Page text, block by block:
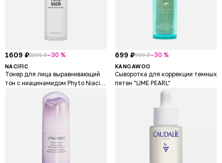
1609 ₽2299 ₽–30 %
NACIFIC
Тонер для лица выравнивающий
тон с ниацинамидом Phyto Niacin
Brightening Toner
699 ₽999 ₽–30 %
KANGAWOO
Сыворотка для коррекции темных
пятен "LIME PEARL"